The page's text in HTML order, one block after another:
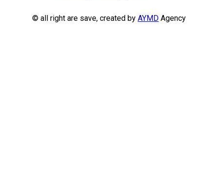
© all right are save, created by AYMD Agency